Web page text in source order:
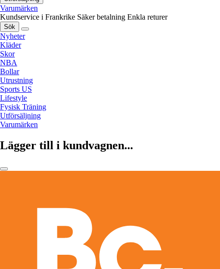
Varumärken
Kundservice i Frankrike Säker betalning Enkla returer
Sök
Nyheter
Kläder
Skor
NBA
Bollar
Utrustning
Sports US
Lifestyle
Fysisk Träning
Utförsäljning
Varumärken
Lägger till i kundvagnen...